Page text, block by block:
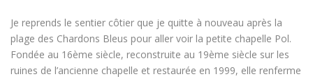
Je reprends le sentier côtier que je quitte à nouveau après la
plage des Chardons Bleus pour aller voir la petite chapelle Pol.
Fondée au 16ème siècle, reconstruite au 19ème siècle sur les
ruines de l’ancienne chapelle et restaurée en 1999, elle renferme